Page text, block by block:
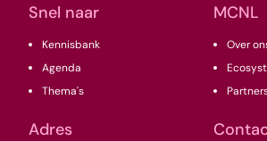
Snel naar
Kennisbank
Agenda
Thema's
MCNL
Over
Adres